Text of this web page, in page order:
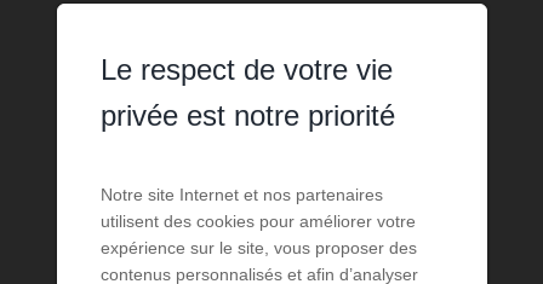
Le respect de votre vie
privée est notre priorité
Notre site Internet et nos partenaires
utilisent des cookies pour améliorer votre
expérience sur le site, vous proposer des
contenus personnalisés et afin d’analyser